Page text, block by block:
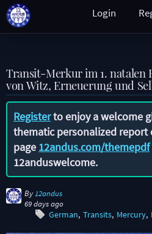
Login
Transit-Merkur im 1. natalen
von Witz, Erneuerung und
Registerto enjoy a welcome
thematic personalized report
page 12andus.com/themepdf
12anduswelcome.
By 12andus
69 days ago
German Transits Mercury